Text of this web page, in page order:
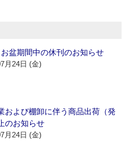
盆期間中の休刊のお知らせ
月24日 (金)
および棚卸に伴う商品出荷（発
のお知らせ
月24日 (金)